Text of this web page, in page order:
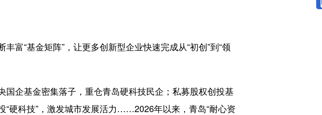
“基金矩阵”，让更多创新型企业快速完成从“初创”到“领
企基金密集落子，重仓青岛硬科技民企；私募股权创投基
硬科技”，激发城市发展活力……2026年以来，青岛“耐心资